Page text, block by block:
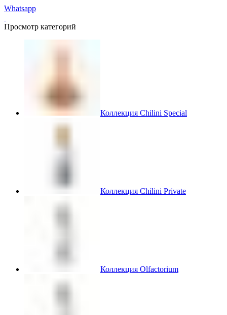
Whatsapp
Просмотр категорий
Коллекция Chilini Special
Коллекция Chilini Private
Коллекция Olfactorium